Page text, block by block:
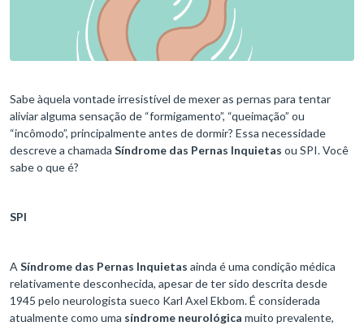
Sabe àquela vontade irresistível de mexer as pernas para tentar
aliviar alguma sensação de “formigamento”, “queimação” ou
“incômodo”, principalmente antes de dormir? Essa necessidade
descreve a chamada Síndrome das Pernas Inquietas ou SPI. Você
sabe o que é?
SPI
A Síndrome das Pernas Inquietas ainda é uma condição médica
relativamente desconhecida, apesar de ter sido descrita desde
1945 pelo neurologista sueco Karl Axel Ekbom. É considerada
atualmente como uma síndrome neurológica muito prevalente,